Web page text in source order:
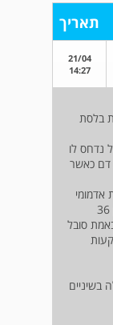
תאריך
21/04
14:27
בלסת
נדחס לו
דם כאשר
אדמומי
סובל
וצפיפות קלה בשיניים